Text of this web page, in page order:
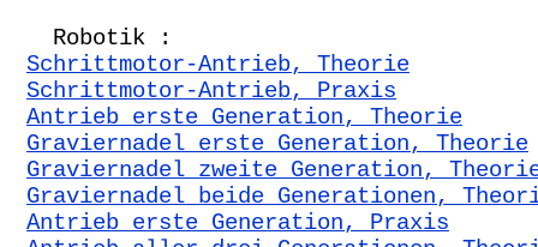
Robotik :
Schrittmotor-Antrieb, Theorie
Schrittmotor-Antrieb, Praxis
Antrieb erste Generation, Theorie
Graviernadel erste Generation, Theorie
Graviernadel zweite Generation,
Graviernadel beide Generationen,
Antrieb erste Generation, Praxis